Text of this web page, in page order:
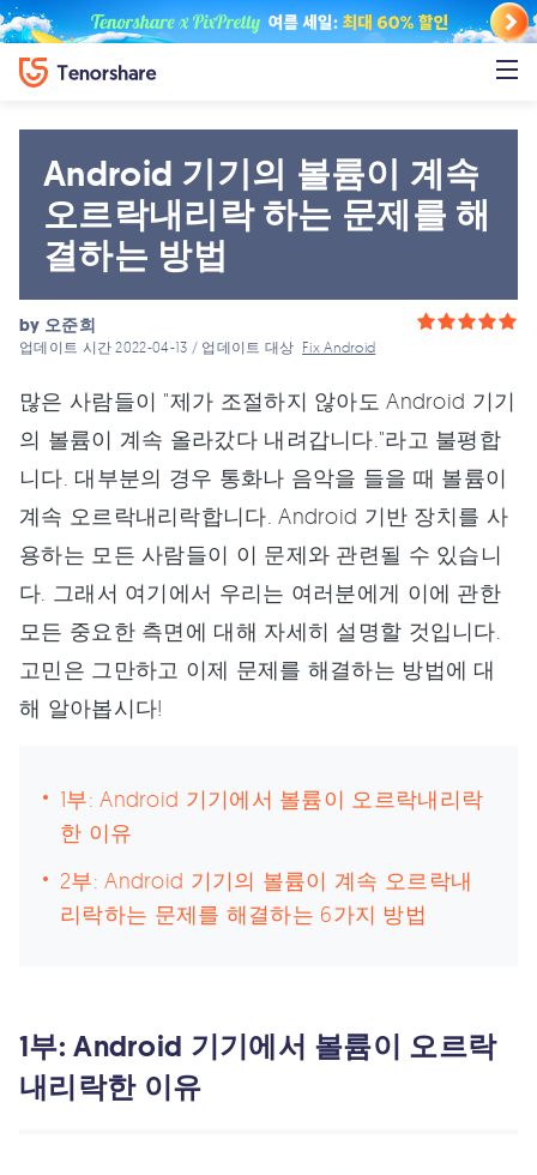
Android 기기의 볼륨이 계속
오르락내리락 하는 문제를 해
결하는 방법
by 오준희
업데이트 시간 2022-04-13 / 업데이트 대상 Fix Android
많은 사람들이 "제가 조절하지 않아도 Android 기기
의 볼륨이 계속 올라갔다 내려갑니다."라고 불평합
니다. 대부분의 경우 통화나 음악을 들을 때 볼륨이
계속 오르락내리락합니다. Android 기반 장치를 사
용하는 모든 사람들이 이 문제와 관련될 수 있습니
다. 그래서 여기에서 우리는 여러분에게 이에 관한
모든 중요한 측면에 대해 자세히 설명할 것입니다.
고민은 그만하고 이제 문제를 해결하는 방법에 대
해 알아봅시다!
1부: Android 기기에서 볼륨이 오르락내리락
한 이유
2부: Android 기기의 볼륨이 계속 오르락내
리락하는 문제를 해결하는 6가지 방법
1부: Android 기기에서 볼륨이 오르락
내리락한 이유